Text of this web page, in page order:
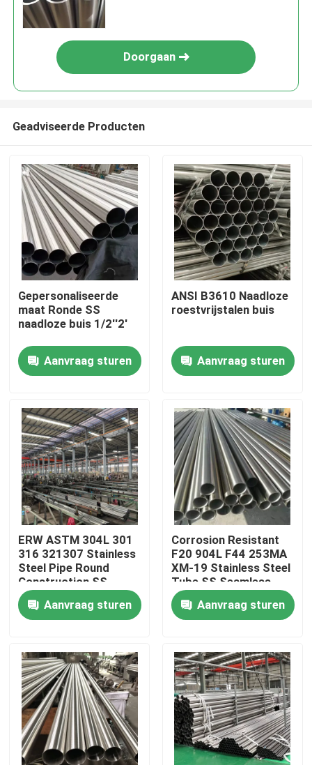
Huis
Videos
Ongeveer ons
Fabrieksreis
Kwaliteitscontrole
Nieuws
Gevallen
ss naadloze buis
Doorgaan
Geadviseerde Producten
Gepersonaliseerde
maat Ronde SS
naadloze buis 1/2''2'
Aanvraag sturen
ANSI B3610 Naadloze
roestvrijstalen buis
Aanvraag sturen
ERW ASTM 304L 301
316 321307 Stainless
Steel Pipe Round
Construction SS
Seamless Pipe
Brushed Stainless
Steel Tube
Aanvraag sturen
Corrosion Resistant
F20 904L F44 253MA
XM-19 Stainless Steel
Tube SS Seamless
Pipe BA Bright
AnnealedAanvraag sturen